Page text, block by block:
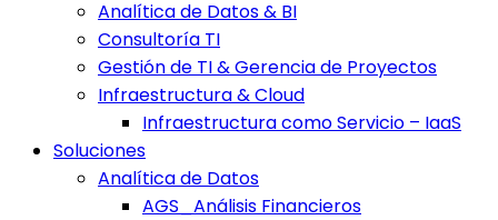
Analítica de Datos & BI
Consultoría TI
Gestión de TI & Gerencia de Proyectos
Infraestructura & Cloud
Infraestructura como Servicio – IaaS
Soluciones
Analítica de Datos
AGS_Análisis Financieros